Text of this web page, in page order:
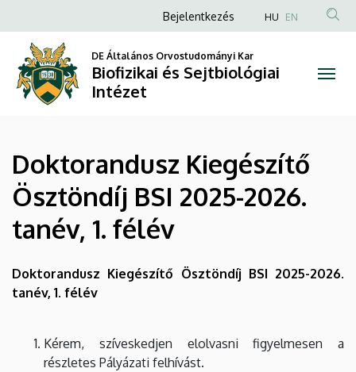
Doktorandusz
Kiegészítő
Ösztöndíj
2025-
2026.
tanév,
félév
Biofizikai
a
tartalomra
Anonim
fiók
menüje
Bejelentkezés HU EN
DE Általános Orvostudományi Kar
Biofizikai és Sejtbiológiai
Intézet
Doktorandusz Kiegészítő
Ösztöndíj BSI 2025-2026.
tanév, 1. félév
Doktorandusz Kiegészítő Ösztöndíj BSI 2025-2026.
tanév, 1. félév
Kérem, szíveskedjen elolvasni figyelmesen a
részletes Pályázati felhívást.